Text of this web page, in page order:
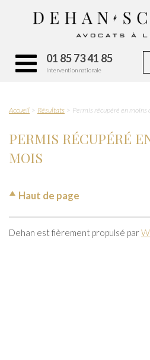
01 85 73 41 85
Intervention nationale
Accueil Résultats Permis récupéré en moins
PERMIS RÉCUPÉRÉ
MOIS
Haut de page
Dehan est fièrement propulsé par